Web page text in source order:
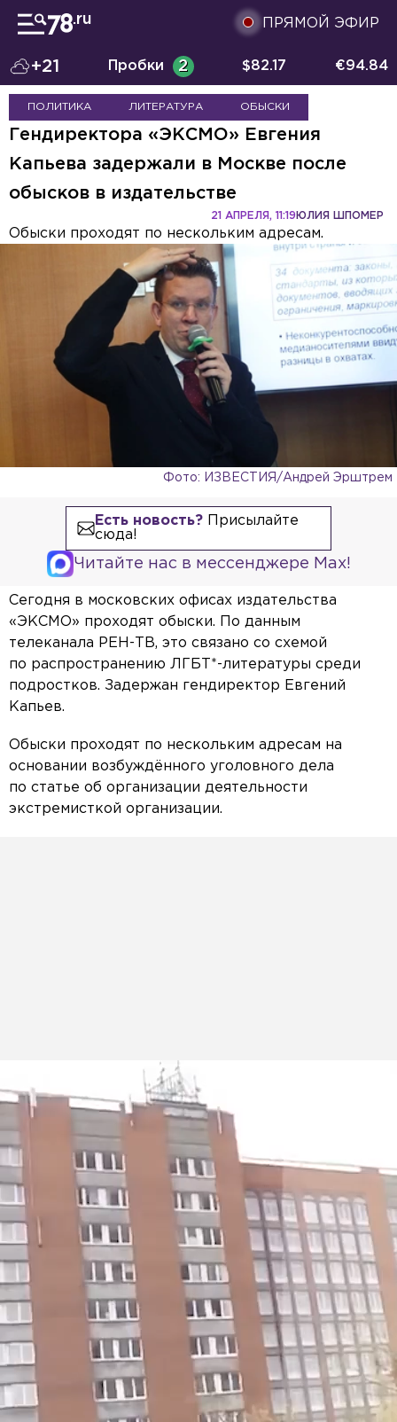
ПРЯМОЙ ЭФИР
+21 Пробки 2 $82.17 €94.84
ПОЛИТИКА ЛИТЕРАТУРА ОБЫСКИ
Гендиректора «ЭКСМО» Евгения
Капьева задержали в Москве после
обысков в издательстве
ЮЛИЯ ШПОМЕР
21 АПРЕЛЯ, 11:19
Обыски проходят по нескольким адресам.
Фото: ИЗВЕСТИЯ/Андрей Эрштрем
Есть новость?Присылайте
сюда!
Читайте нас в мессенджере Max!
Сегодня в московских офисах издательства
«ЭКСМО» проходят обыски. По данным
телеканала РЕН-ТВ, это связано со схемой
по распространению ЛГБТ*-литературы среди
подростков. Задержан гендиректор Евгений
Капьев.
Обыски проходят по нескольким адресам на
основании возбуждённого уголовного дела
по статье об организации деятельности
экстремисткой организации.